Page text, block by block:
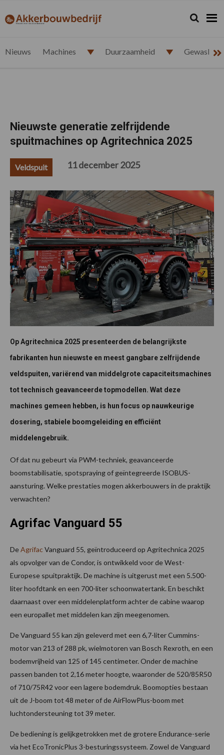
de
de
de
de
akkerbouwbedrijf.nl Zoeken...
Zoek
Nieuws Machines Duurzaamheid
Nieuwste generatie zelfrijdende
spuitmachines op Agritechnica 2025
Veldspuit 11 december 2025
Op Agritechnica 2025 presenteerden de belangrijkste
fabrikanten hun nieuwste en meest gangbare zelfrijdende
veldspuiten, variërend van middelgrote capaciteitsmachines
tot technisch geavanceerde topmodellen. Wat deze
machines gemeen hebben, is hun focus op nauwkeurige
dosering, stabiele boomgeleiding en efficiënt
middelengebruik.
Of dat nu gebeurt via PWM-techniek, geavanceerde
boomstabilisatie, spotspraying of geïntegreerde ISOBUS-
aansturing. Welke prestaties mogen akkerbouwers in de praktijk
verwachten?
Agrifac Vanguard 55
DeAgrifacVanguard 55, geïntroduceerd op Agritechnica 2025
als opvolger van de Condor, is ontwikkeld voor de West-
Europese spuitpraktijk. De machine is uitgerust met een 5.500-
liter hoofdtank en een 700-liter schoonwatertank. En beschikt
daarnaast over een middelenplatform achter de cabine waarop
een europallet met middelen kan zijn meegenomen.
De Vanguard 55 kan zijn geleverd met een 6,7-liter Cummins-
motor van 213 of 288 pk, wielmotoren van Bosch Rexroth, en een
bodemvrijheid van 125 of 145 centimeter. Onder de machine
passen banden tot 2,16 meter hoogte, waaronder de 520/85R50
of 710/75R42 voor een lagere bodemdruk. Boomopties bestaan
uit de J-boom tot 48 meter of de AirFlowPlus-boom met
luchtondersteuning tot 39 meter.
De bediening is gelijkgetrokken met de grotere Endurance-serie
via het EcoTronicPlus 3-besturingssysteem. Zowel de Vanguard